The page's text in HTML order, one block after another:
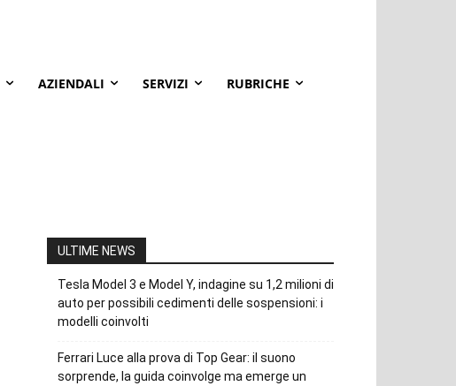
AZIENDALI SERVIZI RUBRICHE
ULTIME NEWS
Tesla Model 3 e Model Y, indagine su 1,2 milioni di
auto per possibili cedimenti delle sospensioni: i
modelli coinvolti
Ferrari Luce alla prova di Top Gear: il suono
sorprende, la guida coinvolge ma emerge un